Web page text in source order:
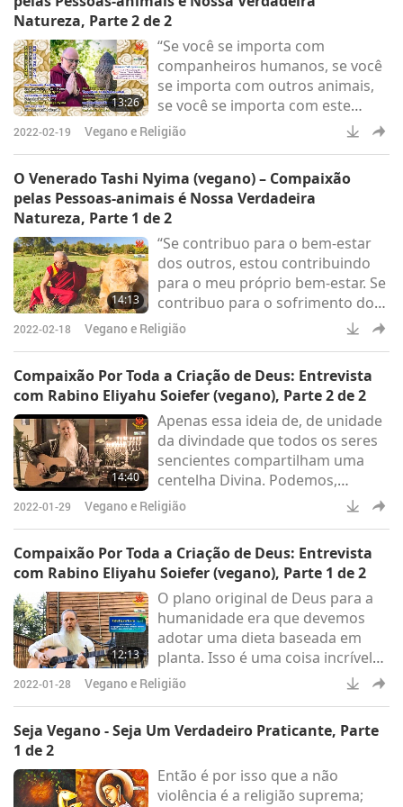
contribuindo para a destruição
da Terra e a violência que a
acarreta.
Natureza, Parte 2 de 2
13:26
“Se você se importa com
companheiros humanos, se você
se importa com outros animais,
se você se importa com este
planeta, isso é algo que você
pode fazer. Isso (ser vegano) não
você será feliz.”
2022-02-19 Vegano e Religião
O Venerado Tashi Nyima (vegano) – Compaixão
pelas Pessoas-animais é Nossa Verdadeira
Natureza, Parte 1 de 2
14:13
“Se contribuo para o bem-estar
dos outros, estou contribuindo
para o meu próprio bem-estar. Se
contribuo para o sofrimento dos
outros, estou contribuindo para o
meu próprio sofrimento.”
2022-02-18 Vegano e Religião
Compaixão Por Toda a Criação de Deus: Entrevista
com Rabino Eliyahu Soiefer (vegano), Parte 2 de 2
14:40
Apenas essa ideia de, de unidade
da divindade que todos os seres
sencientes compartilham uma
centelha Divina. Podemos,
contanto que possamos
encontrar um terreno comum,
quais construir e tentar fazer um
planeta harmonioso, um mundo
harmonioso.
2022-01-29 Vegano e Religião
Compaixão Por Toda a Criação de Deus: Entrevista
com Rabino Eliyahu Soiefer (vegano), Parte 1 de 2
12:13
O plano original de Deus para a
humanidade era que devemos
adotar uma dieta baseada em
planta. Isso é uma coisa incrível
que muitas pessoas
desconhecem.
2022-01-28 Vegano e Religião
Seja Vegano - Seja Um Verdadeiro Praticante, Parte
1 de 2
Então é por isso que a não
violência é a religião suprema;